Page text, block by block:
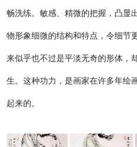
畅洗练。敏感、精微的把握，凸显
物形象细微的结构和特点，令细节
来似乎也不过是平淡无奇的形体，
生。这种功力，是画家在许多年绘
起来的。